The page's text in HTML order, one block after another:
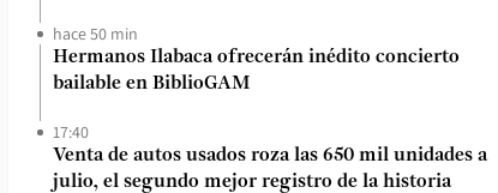
hace 50 min
Hermanos Ilabaca ofrecerán inédito concierto
bailable en BiblioGAM
17:40
Venta de autos usados roza las 650 mil unidades a
julio, el segundo mejor registro de la historia